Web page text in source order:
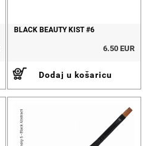
BLACK BEAUTY KIST #6
6.50 EUR
Dodaj u košaricu